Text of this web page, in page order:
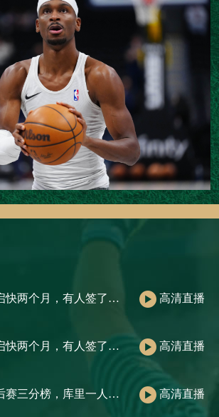
自由球员市场开启快两个月，有人签了肥约，有人还在等电话。 高清直播
自由球员市场开启快两个月，有人签了肥约，有人还在等电话。 高清直播
水花兄弟统治季后赛三分榜，库里一人包揽前五 高清直播